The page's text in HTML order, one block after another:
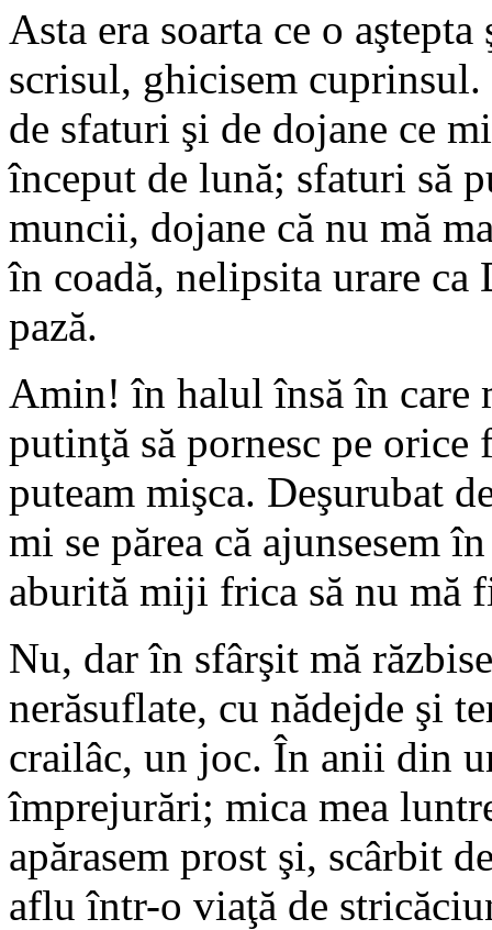
Asta era soarta ce o
scrisul, ghicisem cuprinsul.
de sfaturi şi de dojane ce
început de lună; sfaturi să
muncii, dojane că nu mă
în coadă, nelipsita urare ca
pază.
Amin! în halul însă în care
putinţă să pornesc pe
puteam mişca. Deşurubat
mi se părea că ajunsesem
aburită miji frica să nu mă
Nu, dar în sfârşit mă
nerăsuflate, cu nădejde şi
crailâc, un joc. În anii din
împrejurări; mica mea
apărasem prost şi, scârbit
aflu într-o viaţă de